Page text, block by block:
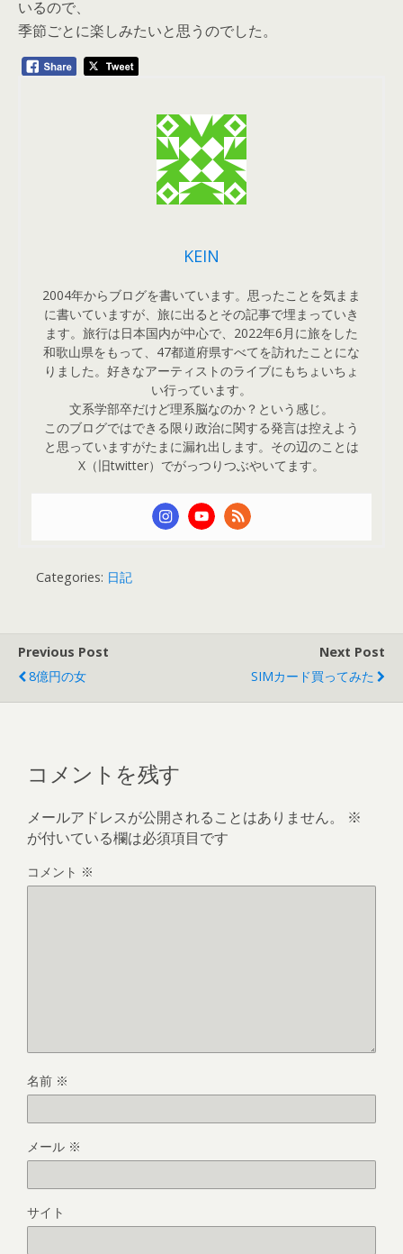
いるので、
季節ごとに楽しみたいと思うのでした。
KEIN
2004年からブログを書いています。思ったことを気まま
に書いていますが、旅に出るとその記事で埋まっていき
ます。旅行は日本国内が中心で、2022年6月に旅をした
和歌山県をもって、47都道府県すべてを訪れたことにな
りました。好きなアーティストのライブにもちょいちょ
い行っています。
文系学部卒だけど理系脳なのか？という感じ。
このブログではできる限り政治に関する発言は控えよう
と思っていますがたまに漏れ出します。その辺のことは
X（旧twitter）でがっつりつぶやいてます。
Categories: 日記
Previous Post
8億円の女
Next Post
SIMカード買ってみた
コメントを残す
メールアドレスが公開されることはありません。
※
が付いている欄は必須項目です
コメント ※
名前 ※
メール ※
サイト